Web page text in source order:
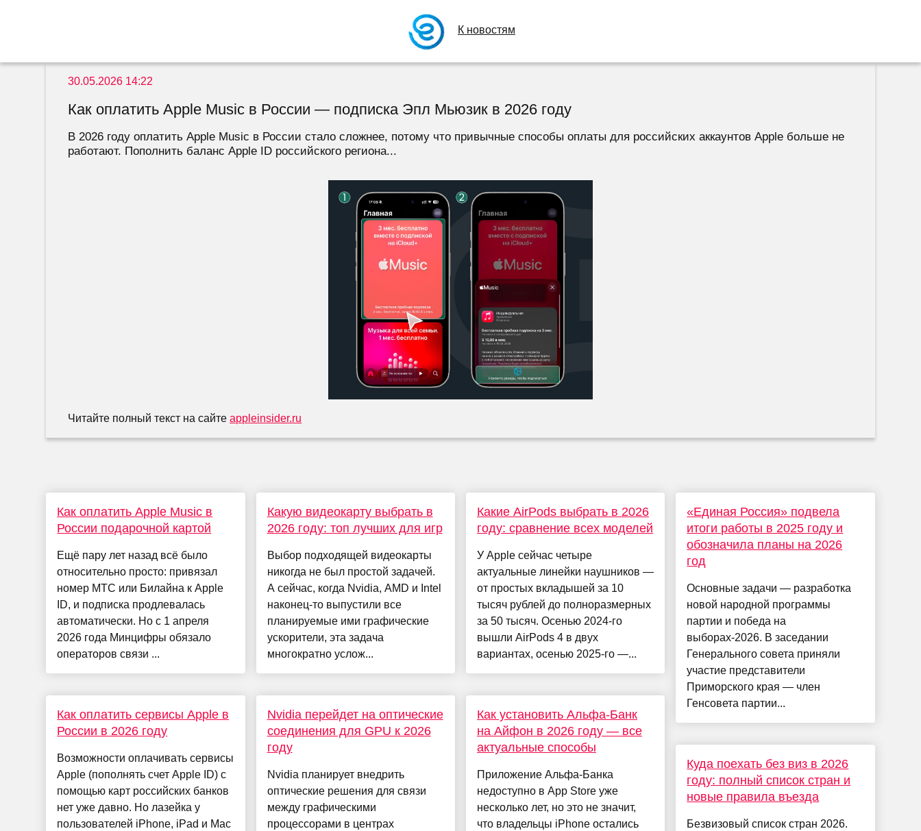
К новостям
30.05.2026 14:22
Как оплатить Apple Music в России — подписка Эпл Мьюзик в 2026 году
В 2026 году оплатить Apple Music в России стало сложнее, потому что привычные способы оплаты для российских аккаунтов Apple больше не
работают. Пополнить баланс Apple ID российского региона...
Читайте полный текст на сайтеappleinsider.ru
Как оплатить Apple Music в
России подарочной картой
Ещё пару лет назад всё было
относительно просто: привязал
номер МТС или Билайна к Apple
ID, и подписка продлевалась
автоматически. Но с 1 апреля
2026 года Минцифры обязало
операторов связи ...
Как оплатить сервисы Apple в
России в 2026 году
Возможности оплачивать сервисы
Apple (пополнять счет Apple ID) с
помощью карт российских банков
нет уже давно. Но лазейка у
пользователей iPhone, iPad и Mac
Какую видеокарту выбрать в
2026 году: топ лучших для игр
Выбор подходящей видеокарты
никогда не был простой задачей.
А сейчас, когда Nvidia, AMD и Intel
наконец-то выпустили все
планируемые ими графические
ускорители, эта задача
многократно услож...
Nvidia перейдет на оптические
соединения для GPU к 2026
году
Nvidia планирует внедрить
оптические решения для связи
между графическими
процессорами в центрах
Какие AirPods выбрать в 2026
году: сравнение всех моделей
У Apple сейчас четыре
актуальные линейки наушников —
от простых вкладышей за 10
тысяч рублей до полноразмерных
за 50 тысяч. Осенью 2024-го
вышли AirPods 4 в двух
вариантах, осенью 2025-го —...
Как установить Альфа-Банк
на Айфон в 2026 году — все
актуальные способы
Приложение Альфа-Банка
недоступно в App Store уже
несколько лет, но это не значит,
что владельцы iPhone остались
«Единая Россия» подвела
итоги работы в 2025 году и
обозначила планы на 2026
год
Основные задачи — разработка
новой народной программы
партии и победа на
выборах-2026. В заседании
Генерального совета приняли
участие представители
Приморского края — член
Генсовета партии...
Куда поехать без виз в 2026
году: полный список стран и
новые правила въезда
Безвизовый список стран 2026.